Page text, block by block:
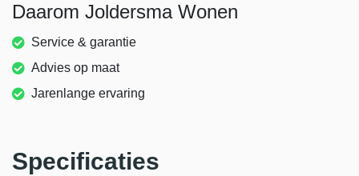
Daarom Joldersma Wonen
Service & garantie
Advies op maat
Jarenlange ervaring
Specificaties